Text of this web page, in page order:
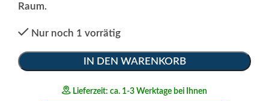
Raum.
Nur noch 1 vorrätig
IN DEN WARENKORB
Alternative:
Lieferzeit: ca. 1-3 Werktage bei Ihnen